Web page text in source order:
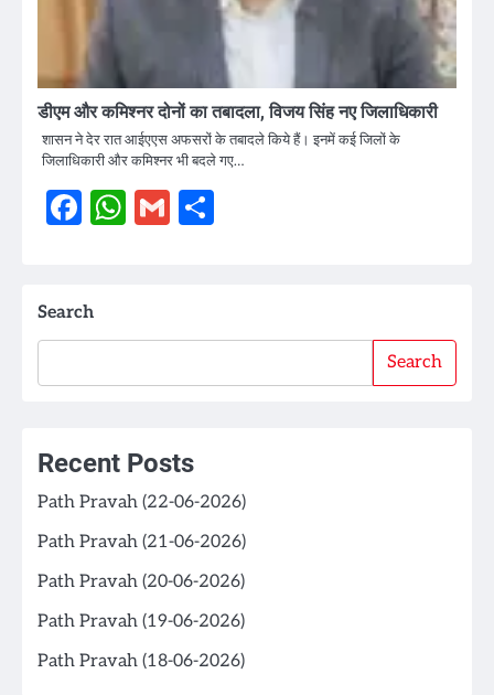
डीएम और कमिश्नर दोनों का तबादला, विजय सिंह नए जिलाधिकारी
शासन ने देर रात आईएएस अफसरों के तबादले किये हैं। इनमें कई जिलों के
जिलाधिकारी और कमिश्नर भी बदले गए…
Facebook
WhatsApp
Gmail
Search
Search
Recent Posts
Path Pravah (22-06-2026)
Path Pravah (21-06-2026)
Path Pravah (20-06-2026)
Path Pravah (19-06-2026)
Path Pravah (18-06-2026)